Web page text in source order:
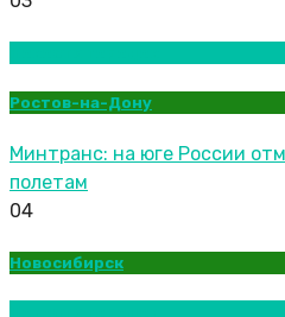
Ростов-на-Дону
Минтранс: на юге России
полетам
04
Новосибирск